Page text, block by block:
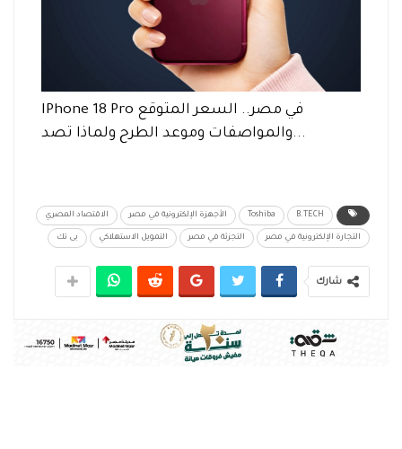
IPhone 18 Pro في مصر.. السعر المتوقع
والمواصفات وموعد الطرح ولماذا تصد...
B.TECH
Toshiba الأجهزة الإلكترونية في مصر الاقتصاد المصري
التجارة الإلكترونية في مصر التجزئة في مصر التمويل الاستهلاكي بى تك
شارك